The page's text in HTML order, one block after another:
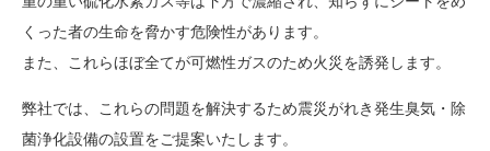
くった者の生命を脅かす危険性があります。
また、これらほぼ全てが可燃性ガスのため火災を誘発します。
弊社では、これらの問題を解決するため震災がれき発生臭気・除
菌浄化設備の設置をご提案いたします。